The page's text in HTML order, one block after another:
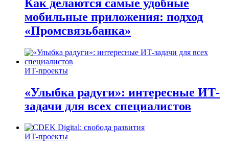
Как делаются самые удобные
мобильные приложения: подход
«Промсвязьбанка»
ИТ-проекты
«Улыбка радуги»: интересные ИТ-
задачи для всех специалистов
ИТ-проекты